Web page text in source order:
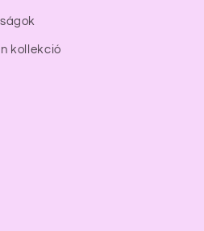
kollekció